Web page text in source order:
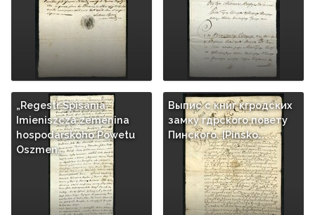
„Regestr Spisania
Imieniszcza zemenina
hospodarskoho Powetu
Oszmen…
Выпис с книг кгродских
замку гдрского повету
Пинского. [Pinsko…